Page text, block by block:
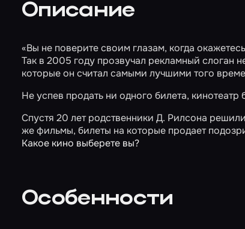
Описание
«Вы не поверите своим глазам, когда
Так в 2005 году прозвучал рекламный слоган
которые он считал самыми лучшими того
Не успев продать ни одного билета,
Спустя 20 лет родственники Д. Рилсона
же фильмы, билеты на которые продает
Какое кино выберете вы?
Особенности